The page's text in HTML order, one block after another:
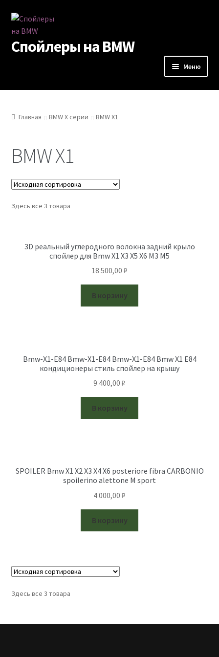
Перейти
к
навигации
Перейти
к
содержимому
Спойлеры на BMW
Меню
Спойлеры
Оплата
Контакты
Главная BMW Х серии BMW X1
BMW X1
Здесь все 3 товара
3D реальный углеродного волокна задний крыло
спойлер для Bmw X1 X3 X5 X6 M3 M5
18 500,00 ₽
В корзину
Bmw-X1-E84 Bmw-X1-E84 Bmw-X1-E84 Bmw X1 E84
кондиционеры стиль спойлер на крышу
9 400,00 ₽
В корзину
SPOILER Bmw X1 X2 X3 X4 X6 posteriore fibra CARBONIO
spoilerino alettone M sport
4 000,00 ₽
В корзину
Здесь все 3 товара